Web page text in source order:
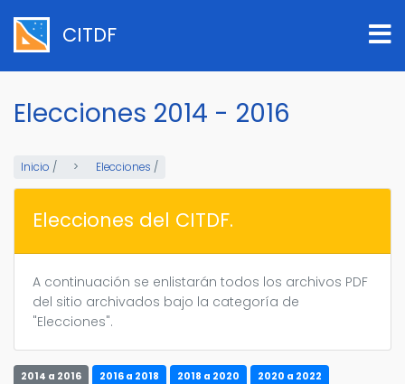
contenido
principal
CITDF
Elecciones 2014 - 2016
Inicio / Elecciones /
Elecciones del CITDF.
A continuación se enlistarán todos los archivos PDF
del sitio archivados bajo la categoría de
"Elecciones".
2014 a 2016 2016 a 2018 2018 a 2020 2020 a 2022